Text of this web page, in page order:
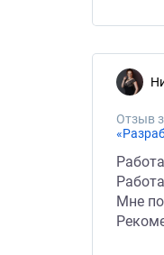
Отзыв
Мне